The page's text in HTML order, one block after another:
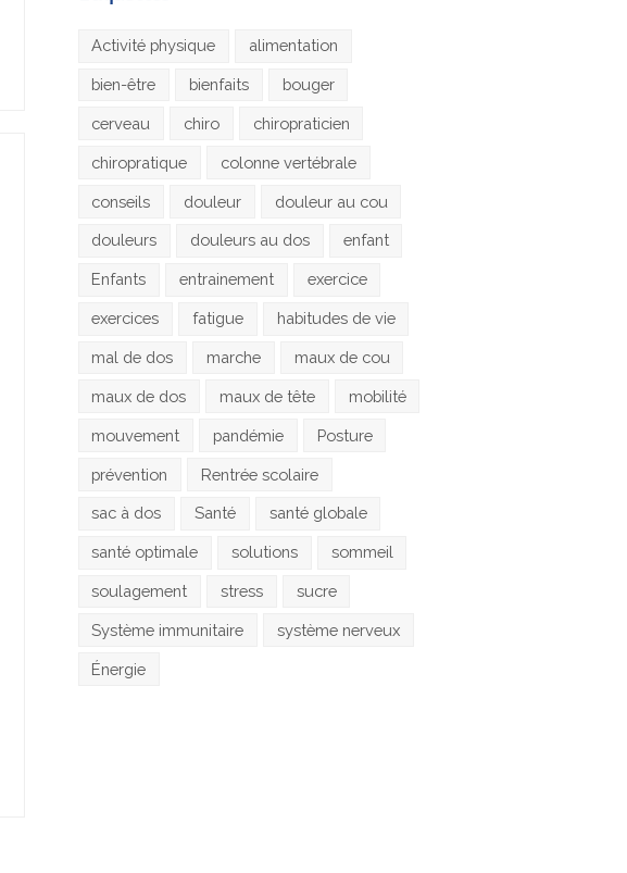
Activité physique alimentation
bien-être bienfaits bouger
cerveau chiro chiropraticien
chiropratique colonne vertébrale
conseils douleur douleur au cou
douleurs douleurs au dos enfant
Enfants entrainement exercice
exercices fatigue habitudes de vie
mal de dos marche maux de cou
maux de dos maux de tête mobilité
mouvement pandémie Posture
prévention Rentrée scolaire
sac à dos Santé santé globale
santé optimale solutions sommeil
soulagement stress sucre
Système immunitaire système nerveux
Énergie